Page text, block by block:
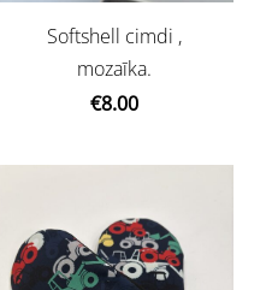
Softshell cimdi ,
mozaīka.
€8.00